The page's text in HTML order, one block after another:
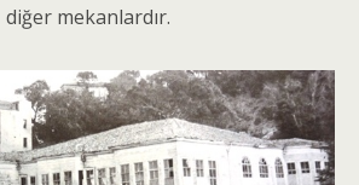
diğer mekanlardır.